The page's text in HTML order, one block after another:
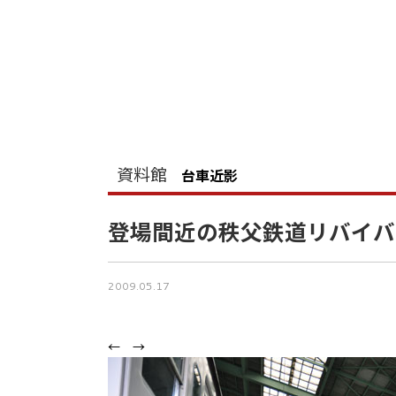
資料館 台車近影
登場間近の秩父鉄道リバイ
2009.05.17
← →